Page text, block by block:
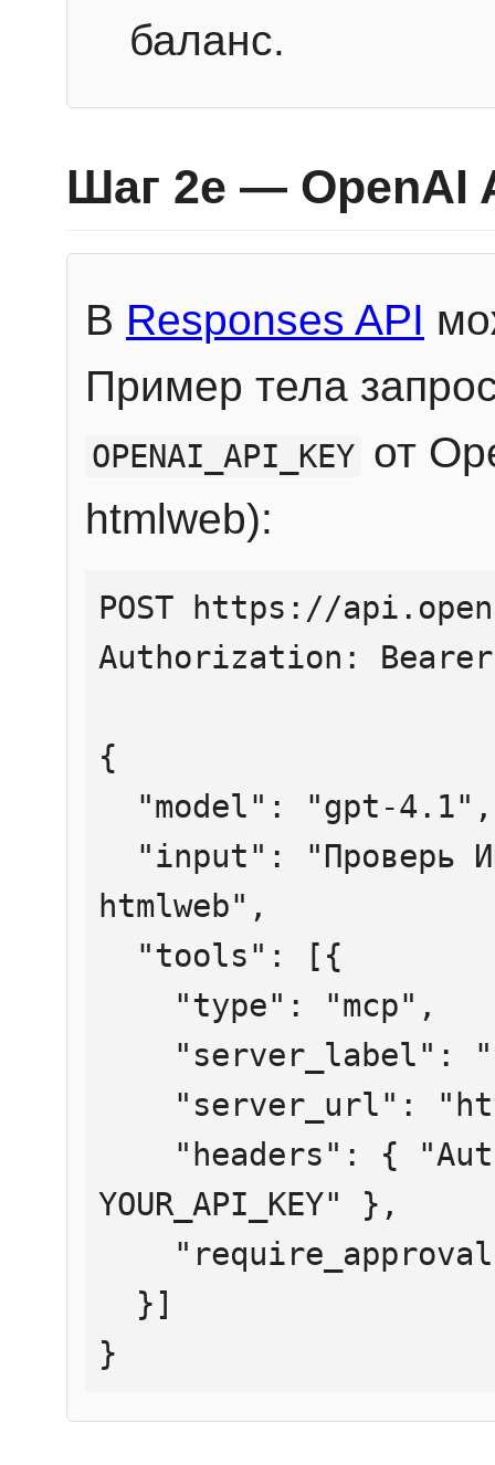
баланс.
Шаг 2e — OpenAI
В Responses API
Пример тела
OPENAI_API_KEY от
htmlweb):
POST https://
Authorization:
{
htmlweb",
YOUR_API_KEY" },
}